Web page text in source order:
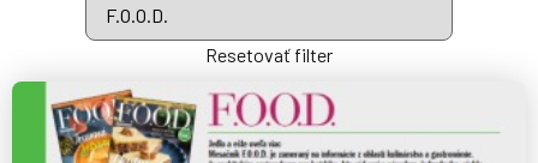
Resetovať filter